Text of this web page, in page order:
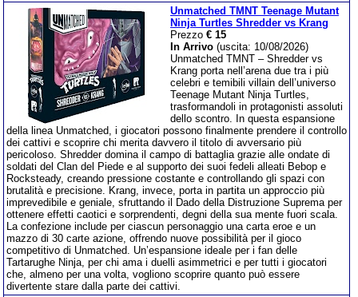
Unmatched TMNT Teenage Mutant
Ninja Turtles Shredder vs Krang
Prezzo € 15
In Arrivo (uscita: 10/08/2026)
Unmatched TMNT – Shredder vs
Krang porta nell’arena due tra i più
celebri e temibili villain dell’universo
Teenage Mutant Ninja Turtles,
trasformandoli in protagonisti assoluti
dello scontro. In questa espansione
della linea Unmatched, i giocatori possono finalmente prendere il controllo
dei cattivi e scoprire chi merita davvero il titolo di avversario più
pericoloso. Shredder domina il campo di battaglia grazie alle ondate di
soldati del Clan del Piede e al supporto dei suoi fedeli alleati Bebop e
Rocksteady, creando pressione costante e controllando gli spazi con
brutalità e precisione. Krang, invece, porta in partita un approccio più
imprevedibile e geniale, sfruttando il Dado della Distruzione Suprema per
ottenere effetti caotici e sorprendenti, degni della sua mente fuori scala.
La confezione include per ciascun personaggio una carta eroe e un
mazzo di 30 carte azione, offrendo nuove possibilità per il gioco
competitivo di Unmatched. Un’espansione ideale per i fan delle
Tartarughe Ninja, per chi ama i duelli asimmetrici e per tutti i giocatori
che, almeno per una volta, vogliono scoprire quanto può essere
divertente stare dalla parte dei cattivi.